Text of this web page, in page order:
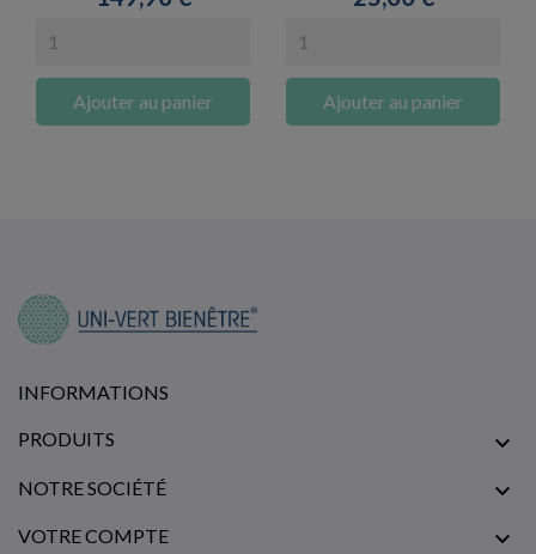
Ajouter au panier Ajouter au panier
INFORMATIONS
PRODUITS 
NOTRE SOCIÉTÉ 
VOTRE COMPTE 